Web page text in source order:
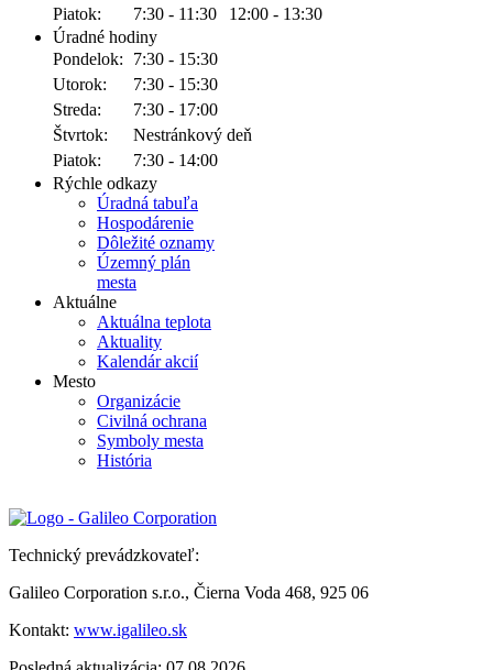
Piatok: 7:30 - 11:30
12:00 - 13:30
Úradné hodiny
Pondelok:
7:30 - 15:30
Utorok:
7:30 - 15:30
Streda:
7:30 - 17:00
Štvrtok:
Nestránkový deň
Piatok:
7:30 - 14:00
Rýchle odkazy
Úradná tabuľa
Hospodárenie
Dôležité oznamy
Územný plán
mesta
Aktuálne
Aktuálna teplota
Aktuality
Kalendár akcií
Mesto
Organizácie
Civilná ochrana
Symboly mesta
História
Technický prevádzkovateľ:
Galileo Corporation s.r.o., Čierna Voda 468, 925 06
Kontakt: www.igalileo.sk